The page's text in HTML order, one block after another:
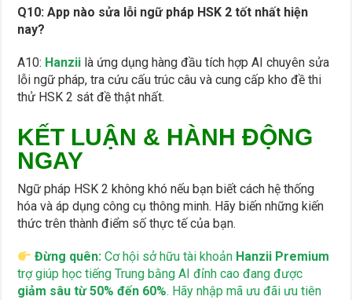
Q10: App nào sửa lỗi ngữ pháp HSK 2 tốt nhất hiện
nay?
A10: Hanzii là ứng dụng hàng đầu tích hợp AI chuyên sửa
lỗi ngữ pháp, tra cứu cấu trúc câu và cung cấp kho đề thi
thử HSK 2 sát đề thật nhất.
KẾT LUẬN & HÀNH ĐỘNG
NGAY
Ngữ pháp HSK 2 không khó nếu bạn biết cách hệ thống
hóa và áp dụng công cụ thông minh. Hãy biến những kiến
thức trên thành điểm số thực tế của bạn.
Đừng quên: Cơ hội sở hữu tài khoản Hanzii Premium
trợ giúp học tiếng Trung bằng AI đỉnh cao đang được
giảm sâu từ 50% đến 60%. Hãy nhập mã ưu đãi ưu tiên